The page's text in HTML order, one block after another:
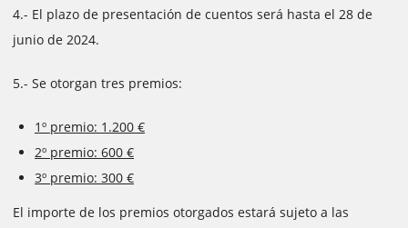
4.- El plazo de presentación de cuentos será hasta el 28 de
junio de 2024.
5.- Se otorgan tres premios:
1º premio: 1.200 €
2º premio: 600 €
3º premio: 300 €
El importe de los premios otorgados estará sujeto a las